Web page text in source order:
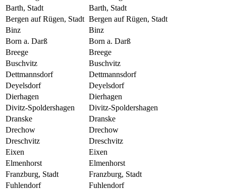
Barth, Stadt
Barth, Stadt
Bergen auf Rügen, Stadt Bergen auf Rügen, Stadt
Binz
Binz
Born a. Darß
Born a. Darß
Breege
Breege
Buschvitz
Buschvitz
Dettmannsdorf
Dettmannsdorf
Deyelsdorf
Deyelsdorf
Dierhagen
Dierhagen
Divitz-Spoldershagen
Divitz-Spoldershagen
Dranske
Dranske
Drechow
Drechow
Dreschvitz
Dreschvitz
Eixen
Eixen
Elmenhorst
Elmenhorst
Franzburg, Stadt
Franzburg, Stadt
Fuhlendorf
Fuhlendorf